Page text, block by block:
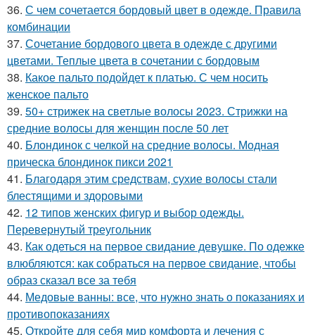
36. С чем сочетается бордовый цвет в одежде. Правила
комбинации
37. Сочетание бордового цвета в одежде с другими
цветами. Теплые цвета в сочетании с бордовым
38. Какое пальто подойдет к платью. С чем носить
женское пальто
39. 50+ стрижек на светлые волосы 2023. Стрижки на
средние волосы для женщин после 50 лет
40. Блондинок с челкой на средние волосы. Модная
прическа блондинок пикси 2021
41. Благодаря этим средствам, сухие волосы стали
блестящими и здоровыми
42. 12 типов женских фигур и выбор одежды.
Перевернутый треугольник
43. Как одеться на первое свидание девушке. По одежке
влюбляются: как собраться на первое свидание, чтобы
образ сказал все за тебя
44. Медовые ванны: все, что нужно знать о показаниях и
противопоказаниях
45. Откройте для себя мир комфорта и лечения с